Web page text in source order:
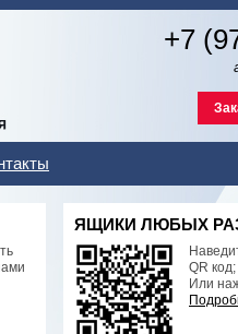
+7
ЯЩИКИ ЛЮБЫХ
QR код;
Или